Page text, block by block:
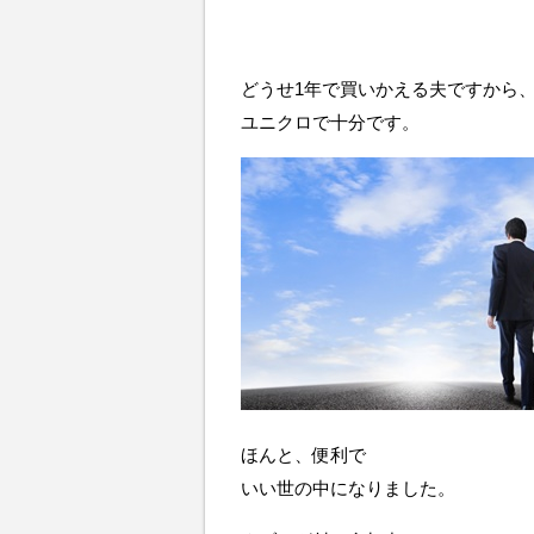
どうせ1年で買いかえる夫ですから
ユニクロで十分です。
ほんと、便利で
いい世の中になりました。